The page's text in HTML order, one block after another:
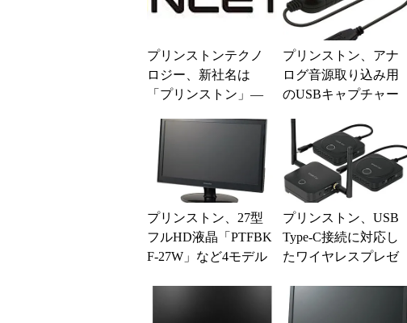
プリンストンテクノ
ロジー、新社名は
「プリンストン」―
プリンストン、アナ
ログ音源取り込み用
のUSBキャプチャー
楽版 匠」
プリンストン、27型
フルHD液晶「PTFBK
F-27W」など4モデル
プリンストン、USB
Type-C接続に対応し
たワイヤレスプレゼ